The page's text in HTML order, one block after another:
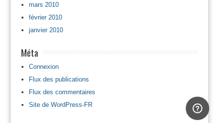
mars 2010
février 2010
janvier 2010
Méta
Connexion
Flux des publications
Flux des commentaires
Site de WordPress-FR